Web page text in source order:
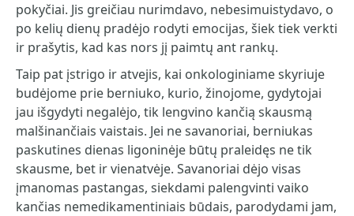
pokyčiai. Jis greičiau nurimdavo, nebesimuistydavo, o
po kelių dienų pradėjo rodyti emocijas, šiek tiek verkti
ir prašytis, kad kas nors jį paimtų ant rankų.
Taip pat įstrigo ir atvejis, kai onkologiniame skyriuje
budėjome prie berniuko, kurio, žinojome, gydytojai
jau išgydyti negalėjo, tik lengvino kančią skausmą
malšinančiais vaistais. Jei ne savanoriai, berniukas
paskutines dienas ligoninėje būtų praleidęs ne tik
skausme, bet ir vienatvėje. Savanoriai dėjo visas
įmanomas pastangas, siekdami palengvinti vaiko
kančias nemedikamentiniais būdais, parodydami jam,